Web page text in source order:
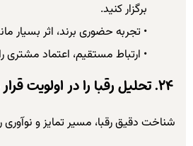
برگزار کنید.
• تجربه حضوری برند، اثر بسیار
• ارتباط مستقیم، اعتماد مشتری
شناخت دقیق رقبا، مسیر تمایز و نوآوری